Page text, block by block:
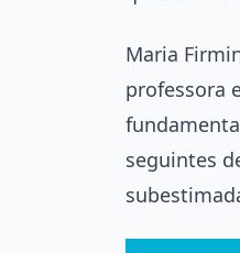
Maria
professora
seguintes